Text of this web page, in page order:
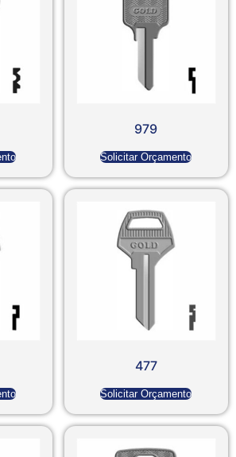
979
Solicitar Orçamento
477
Solicitar Orçamento